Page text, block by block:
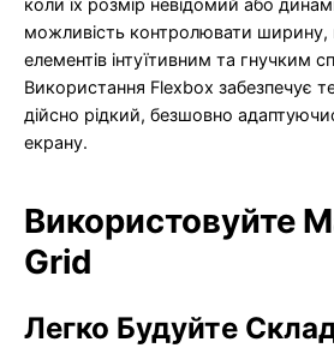
можливість контролювати ширину,
елементів інтуїтивним та гнучким
Використання Flexbox забезпечує
дійсно рідкий, безшовно
екрану.
Використовуйте
Grid
Легко Будуйте